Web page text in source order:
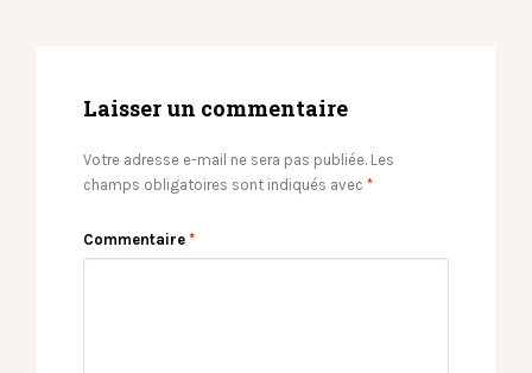
Laisser un commentaire
Votre adresse e-mail ne sera pas publiée. Les
champs obligatoires sont indiqués avec *
Commentaire *